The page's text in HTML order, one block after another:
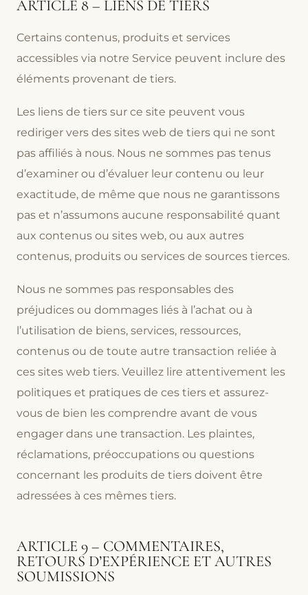
ARTICLE 8 – LIENS DE TIERS
Certains contenus, produits et services
accessibles via notre Service peuvent inclure des
éléments provenant de tiers.
Les liens de tiers sur ce site peuvent vous
rediriger vers des sites web de tiers qui ne sont
pas affiliés à nous. Nous ne sommes pas tenus
d’examiner ou d’évaluer leur contenu ou leur
exactitude, de même que nous ne garantissons
pas et n’assumons aucune responsabilité quant
aux contenus ou sites web, ou aux autres
contenus, produits ou services de sources tierces.
Nous ne sommes pas responsables des
préjudices ou dommages liés à l’achat ou à
l’utilisation de biens, services, ressources,
contenus ou de toute autre transaction reliée à
ces sites web tiers. Veuillez lire attentivement les
politiques et pratiques de ces tiers et assurez-
vous de bien les comprendre avant de vous
engager dans une transaction. Les plaintes,
réclamations, préoccupations ou questions
concernant les produits de tiers doivent être
adressées à ces mêmes tiers.
ARTICLE 9 – COMMENTAIRES,
RETOURS D’EXPÉRIENCE ET AUTRES
SOUMISSIONS